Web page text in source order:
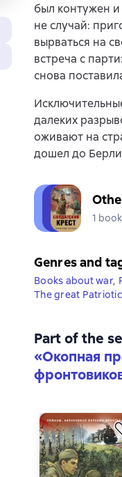
был контужен
не случай:
вырваться на
встреча с
снова
далеких
оживают на
дошел до
1
Genres and
Books about war,
The great
Part of the
«Окопная